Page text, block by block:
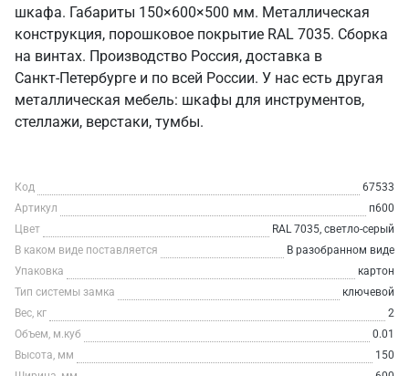
шкафа. Габариты 150×600×500 мм. Металлическая
конструкция, порошковое покрытие RAL 7035. Сборка
на винтах. Производство Россия, доставка в
Санкт‑Петербурге и по всей России. У нас есть другая
металлическая мебель: шкафы для инструментов,
стеллажи, верстаки, тумбы.
Код
67533
Артикул
п600
Цвет
RAL 7035, светло-серый
В каком виде поставляется
В разобранном виде
Упаковка
картон
Тип системы замка
ключевой
Вес, кг
2
Объем, м.куб
0.01
Высота, мм
150